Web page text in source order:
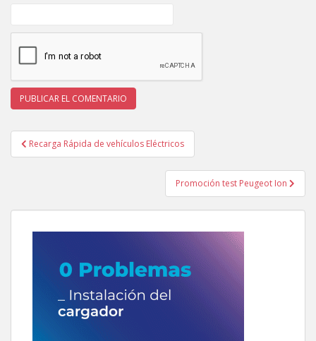
Navegación
de
Recarga Rápida de vehículos Eléctricos
Promoción test Peugeot Ion